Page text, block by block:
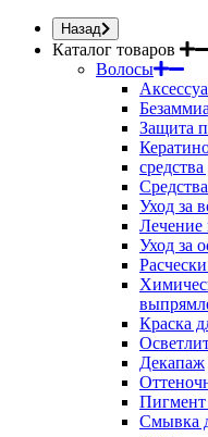
Назад
Каталог товаров
Волосы
Защита
Уход за
Лечение
Уход за
Краска
Декапаж
Пигмент
Смывка